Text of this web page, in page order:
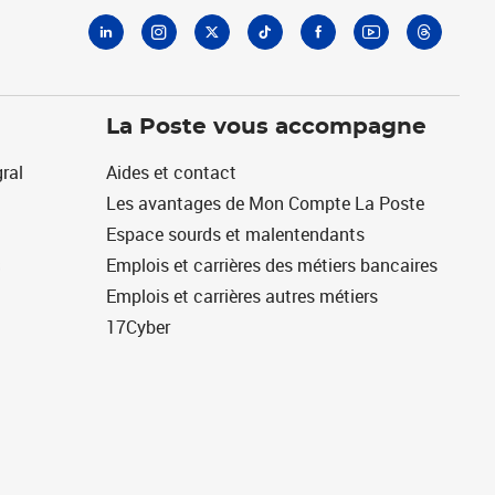
La Poste vous accompagne
Aides et contact
Les avantages de Mon Compte La Poste
Espace sourds et malentendants
Emplois et carrières des métiers bancaires
Emplois et carrières autres métiers
17Cyber